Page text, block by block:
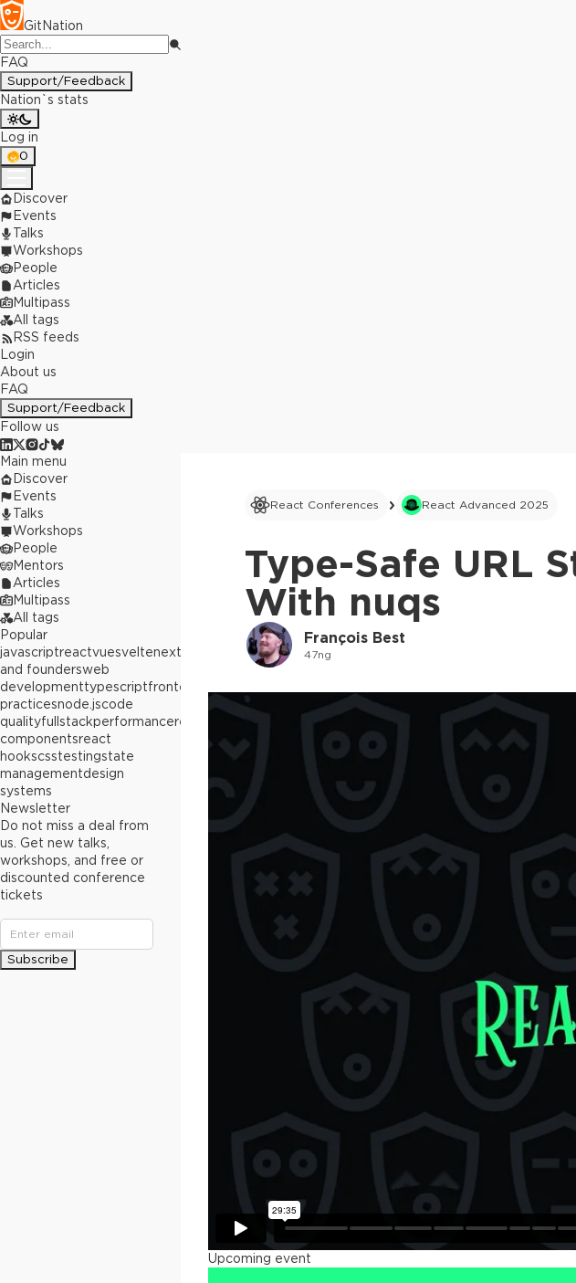
GitNation
FAQ
Support/Feedback
Nation`s stats
Log in
0
Discover
Events
Talks
Workshops
People
Articles
Multipass
All tags
RSS feeds
Login
About us
FAQ
Support/Feedback
Follow us
React Conferences React Advanced 2025
Type-Safe URL
With nuqs
François Best
47ng
This
Upcoming event
Main menu
Discover
Events
Talks
Workshops
People
Mentors
Articles
Multipass
All tags
Popular
javascriptreactvuesveltenext.js
and foundersweb
developmenttypescriptfrontend
practicesnode.jscode
qualityfullstackperformancereact
componentsreact
hookscsstestingstate
managementdesign
systems
Newsletter
Do not miss a deal from
us. Get new talks,
workshops, and free or
discounted conference
tickets
Subscribe